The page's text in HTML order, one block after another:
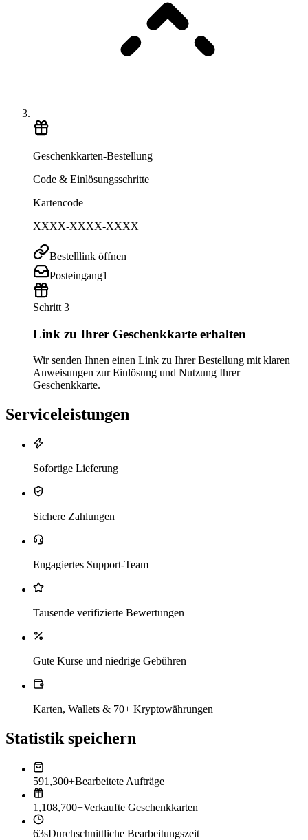
Geschenkkarten-Bestellung
Code & Einlösungsschritte
Kartencode
XXXX-XXXX-XXXX
Bestelllink öffnen
Posteingang1
Schritt 3
Link zu Ihrer Geschenkkarte erhalten
Wir senden Ihnen einen Link zu Ihrer Bestellung mit klaren
Anweisungen zur Einlösung und Nutzung Ihrer
Geschenkkarte.
Serviceleistungen
Sofortige Lieferung
Sichere Zahlungen
Engagiertes Support-Team
Tausende verifizierte Bewertungen
Gute Kurse und niedrige Gebühren
Karten, Wallets & 70+ Kryptowährungen
Statistik speichern
591,300+Bearbeitete Aufträge
1,108,700+Verkaufte Geschenkkarten
63sDurchschnittliche Bearbeitungszeit